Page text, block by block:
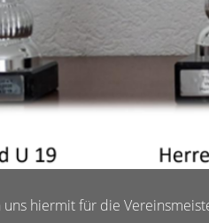
hiermit für die